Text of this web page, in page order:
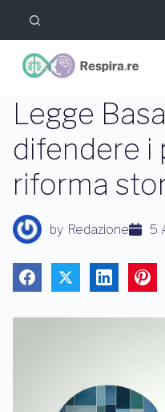
l
l
n
t
n
t
o
Legge
difendere i
riforma
by Redazione 5